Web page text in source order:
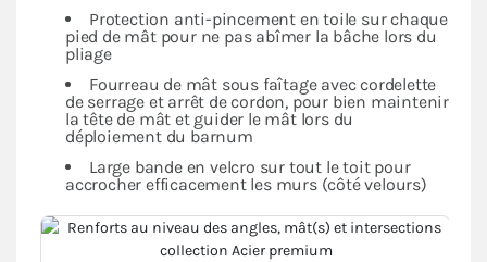
Protection anti-pincement en toile sur chaque
pied de mât pour ne pas abîmer la bâche lors du
pliage
Fourreau de mât sous faîtage avec cordelette
de serrage et arrêt de cordon, pour bien maintenir
la tête de mât et guider le mât lors du
déploiement du barnum
Large bande en velcro sur tout le toit pour
accrocher efficacement les murs (côté velours)